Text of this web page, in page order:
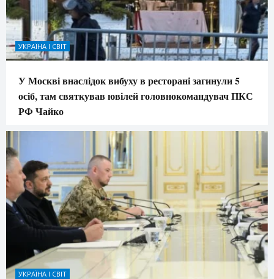
УКРАЇНА І СВІТ
У Москві внаслідок вибуху в ресторані загинули 5
осіб, там святкував ювілей головнокомандувач ПКС
РФ Чайко
УКРАЇНА І СВІТ